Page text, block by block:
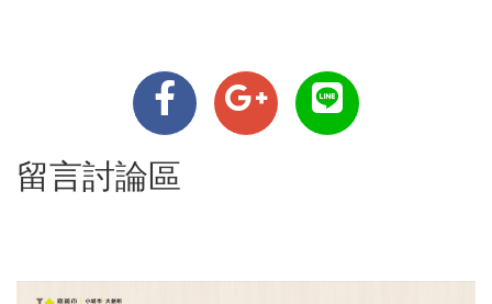
留言討論區